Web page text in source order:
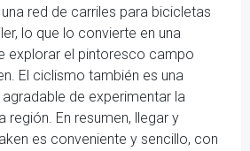
red de carriles para bicicletas
lo que lo convierte en una
explorar el pintoresco campo
El ciclismo también es una
de experimentar la
región. En resumen, llegar y
es conveniente y sencillo, con